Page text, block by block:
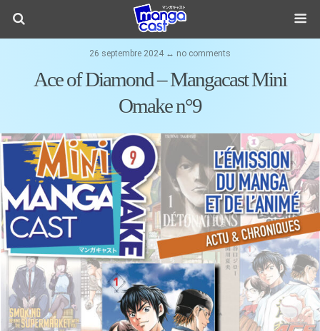
26 septembre 2024 ↔ no comments
Ace of Diamond – Mangacast Mini
Omake n°9